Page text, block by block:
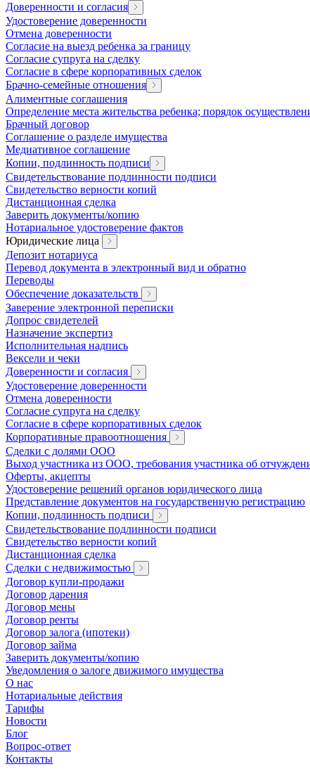
Доверенности и согласия
Удостоверение доверенности
Отмена доверенности
Согласие на выезд ребенка за границу
Согласие супруга на сделку
Согласие в сфере корпоративных сделок
Брачно-семейные отношения
Алиментные соглашения
Определение места жительства ребенка; порядок
Брачный договор
Соглашение о разделе имущества
Медиативное соглашение
Копии, подлинность подписи
Свидетельствование подлинности подписи
Свидетельство верности копий
Дистанционная сделка
Заверить документы/копию
Нотариальное удостоверение фактов
Юридические лица
Депозит нотариуса
Перевод документа в электронный вид и обратно
Переводы
Обеспечение доказательств
Заверение электронной переписки
Допрос свидетелей
Назначение экспертиз
Исполнительная надпись
Вексели и чеки
Доверенности и согласия
Удостоверение доверенности
Отмена доверенности
Согласие супруга на сделку
Согласие в сфере корпоративных сделок
Корпоративные правоотношения
Сделки с долями ООО
Выход участника из ООО, требования участника об
Оферты, акцепты
Удостоверение решений органов юридического лица
Представление документов на государственную регистрацию
Копии, подлинность подписи
Свидетельствование подлинности подписи
Свидетельство верности копий
Дистанционная сделка
Сделки с недвижимостью
Договор купли-продажи
Договор дарения
Договор мены
Договор ренты
Договор залога (ипотеки)
Договор займа
Заверить документы/копию
Уведомления о залоге движимого имущества
О нас
Нотариальные действия
Тарифы
Новости
Блог
Вопрос-ответ
Контакты